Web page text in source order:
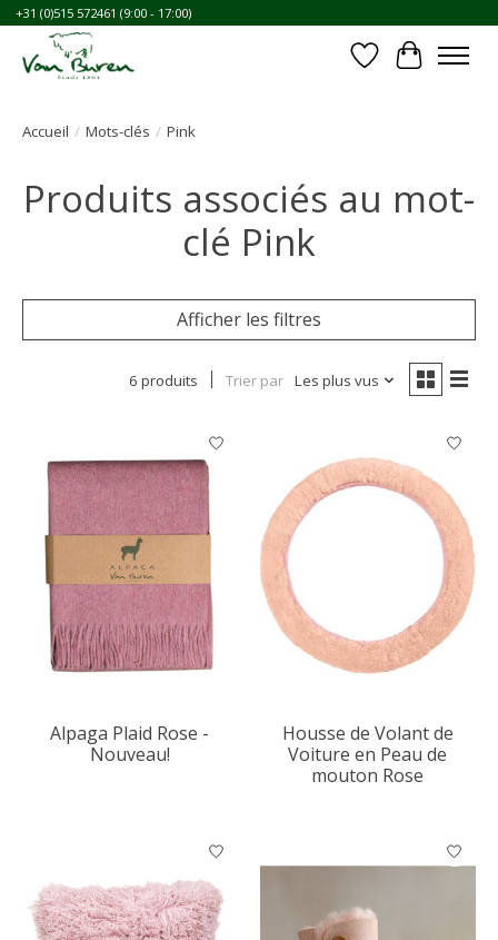
+31 (0)515 572461 (9:00 - 17:00)
Liste dePanier
Accueil / Mots-clés / Pink
Produits associés au mot-
clé Pink
Afficher les filtres
6 produits Trier par Les plus vus
Alpaga Plaid Rose -
Nouveau!
Housse de Volant de
Voiture en Peau de
mouton Rose